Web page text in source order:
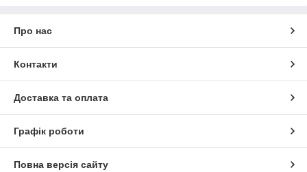
Про нас
Контакти
Доставка та оплата
Графік роботи
Повна версія сайту